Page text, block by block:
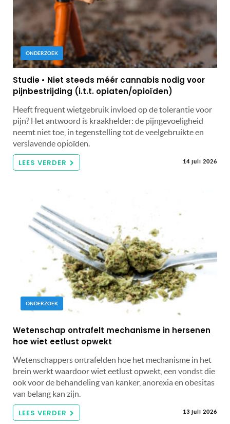
ONDERZOEK
Studie • Niet steeds méér cannabis nodig voor
pijnbestrijding (i.t.t. opiaten/opioïden)
Heeft frequent wietgebruik invloed op de tolerantie voor
pijn? Het antwoord is kraakhelder: de pijngevoeligheid
neemt niet toe, in tegenstelling tot de veelgebruikte en
verslavende opioïden.
LEES VERDER 14 juli 2026
ONDERZOEK
Wetenschap ontrafelt mechanisme in hersenen
hoe wiet eetlust opwekt
Wetenschappers ontrafelden hoe het mechanisme in het
brein werkt waardoor wiet eetlust opwekt, een vondst die
ook voor de behandeling van kanker, anorexia en obesitas
van belang kan zijn.
LEES VERDER 13 juli 2026